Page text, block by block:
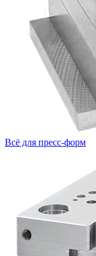
Всё для пресс-форм